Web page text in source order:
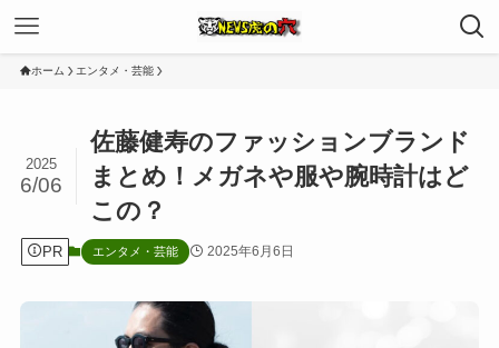
ホーム エンタメ・芸能
佐藤健寿のファッションブランド
まとめ！メガネや服や腕時計はど
この？
2025
6/06
PR エンタメ・芸能 2025年6月6日